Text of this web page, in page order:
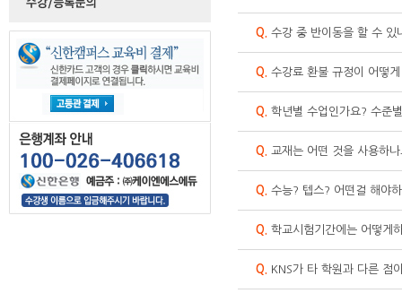
Q. 수강 중 반이동을 할 수 있
Q. 수강료 환불 규정이 어떻
Q. 학년별 수업인가요? 수준
Q. 교재는 어떤 것을 사용하
Q. 수능? 텝스? 어떤걸 해야
Q. 학교시험기간에는 어떻게
Q. KNS가 타 학원과 다른 점